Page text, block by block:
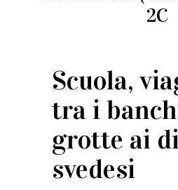
2C
Scuola,
tra i
grotte ai
svedesi